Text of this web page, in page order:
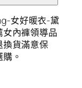
女好暖衣-黛
內褲領導品
貨滿意保
。